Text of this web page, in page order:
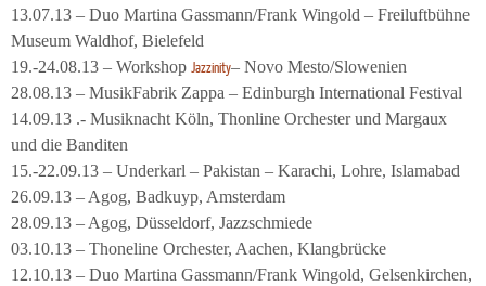
13.07.13 – Duo Martina Gassmann/Frank Wingold – Freiluftbühne
Museum Waldhof, Bielefeld
19.-24.08.13 – Workshop Jazzinity– Novo Mesto/Slowenien
28.08.13 – MusikFabrik Zappa – Edinburgh International Festival
14.09.13 .- Musiknacht Köln, Thonline Orchester und Margaux
und die Banditen
15.-22.09.13 – Underkarl – Pakistan – Karachi, Lohre, Islamabad
26.09.13 – Agog, Badkuyp, Amsterdam
28.09.13 – Agog, Düsseldorf, Jazzschmiede
03.10.13 – Thoneline Orchester, Aachen, Klangbrücke
12.10.13 – Duo Martina Gassmann/Frank Wingold, Gelsenkirchen,